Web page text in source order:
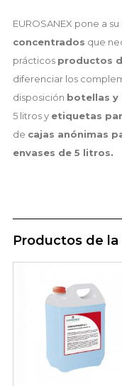
EUROSANEX pone a
concentrados que
prácticos productos
diferenciar los
disposición botellas y
5 litros y etiquetas
de cajas anónimas
envases de 5 litros.
Productos de